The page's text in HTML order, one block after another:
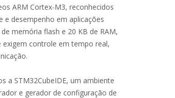
ARM Cortex-M3, reconhecidos
e desempenho em aplicações
memória flash e 20 KB de RAM,
exigem controle em tempo real,
a STM32CubeIDE, um ambiente
e gerador de configuração de